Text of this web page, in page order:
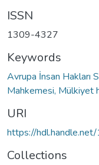
ISSN
1309-4327
Keywords
Avrupa İnsan Hakları
Mahkemesi, Mülkiyet
URI
https://
Collections